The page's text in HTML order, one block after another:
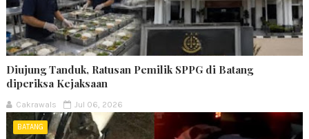
Diujung Tanduk, Ratusan Pemilik SPPG di Batang
diperiksa Kejaksaan
Cakrawals Jul 06, 2026
BATANG